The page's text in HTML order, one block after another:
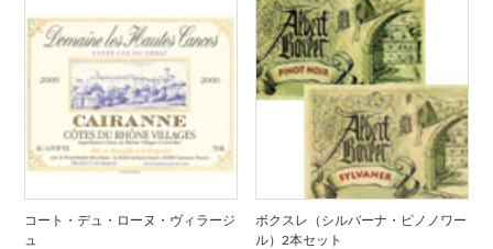
コート・デュ・ローヌ・ヴィラージ
ュ
ボクスレ（シルバーナ・ピノノワー
ル）2本セット